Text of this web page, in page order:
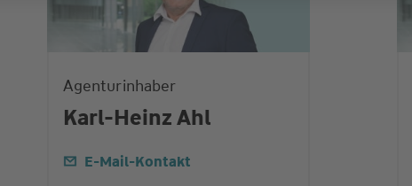
Agenturinhaber
Karl-Heinz Ahl
E-Mail-Kontakt